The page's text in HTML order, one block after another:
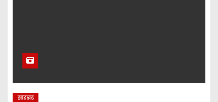
झारखंड